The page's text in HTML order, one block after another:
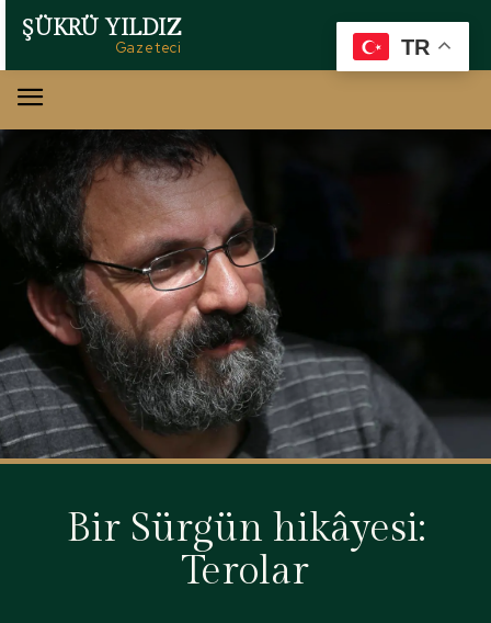
ŞÜKRÜ YILDIZ
Gazeteci
Bir Sürgün hikâyesi:
Terolar
TR